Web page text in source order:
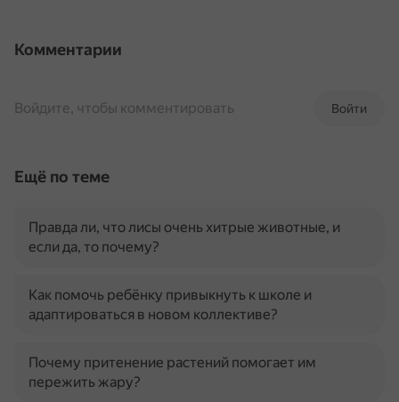
Комментарии
Войти
Войдите, чтобы комментировать
Ещё по теме
Правда ли, что лисы очень хитрые животные, и
если да, то почему?
Как помочь ребёнку привыкнуть к школе и
адаптироваться в новом коллективе?
Почему притенение растений помогает им
пережить жару?